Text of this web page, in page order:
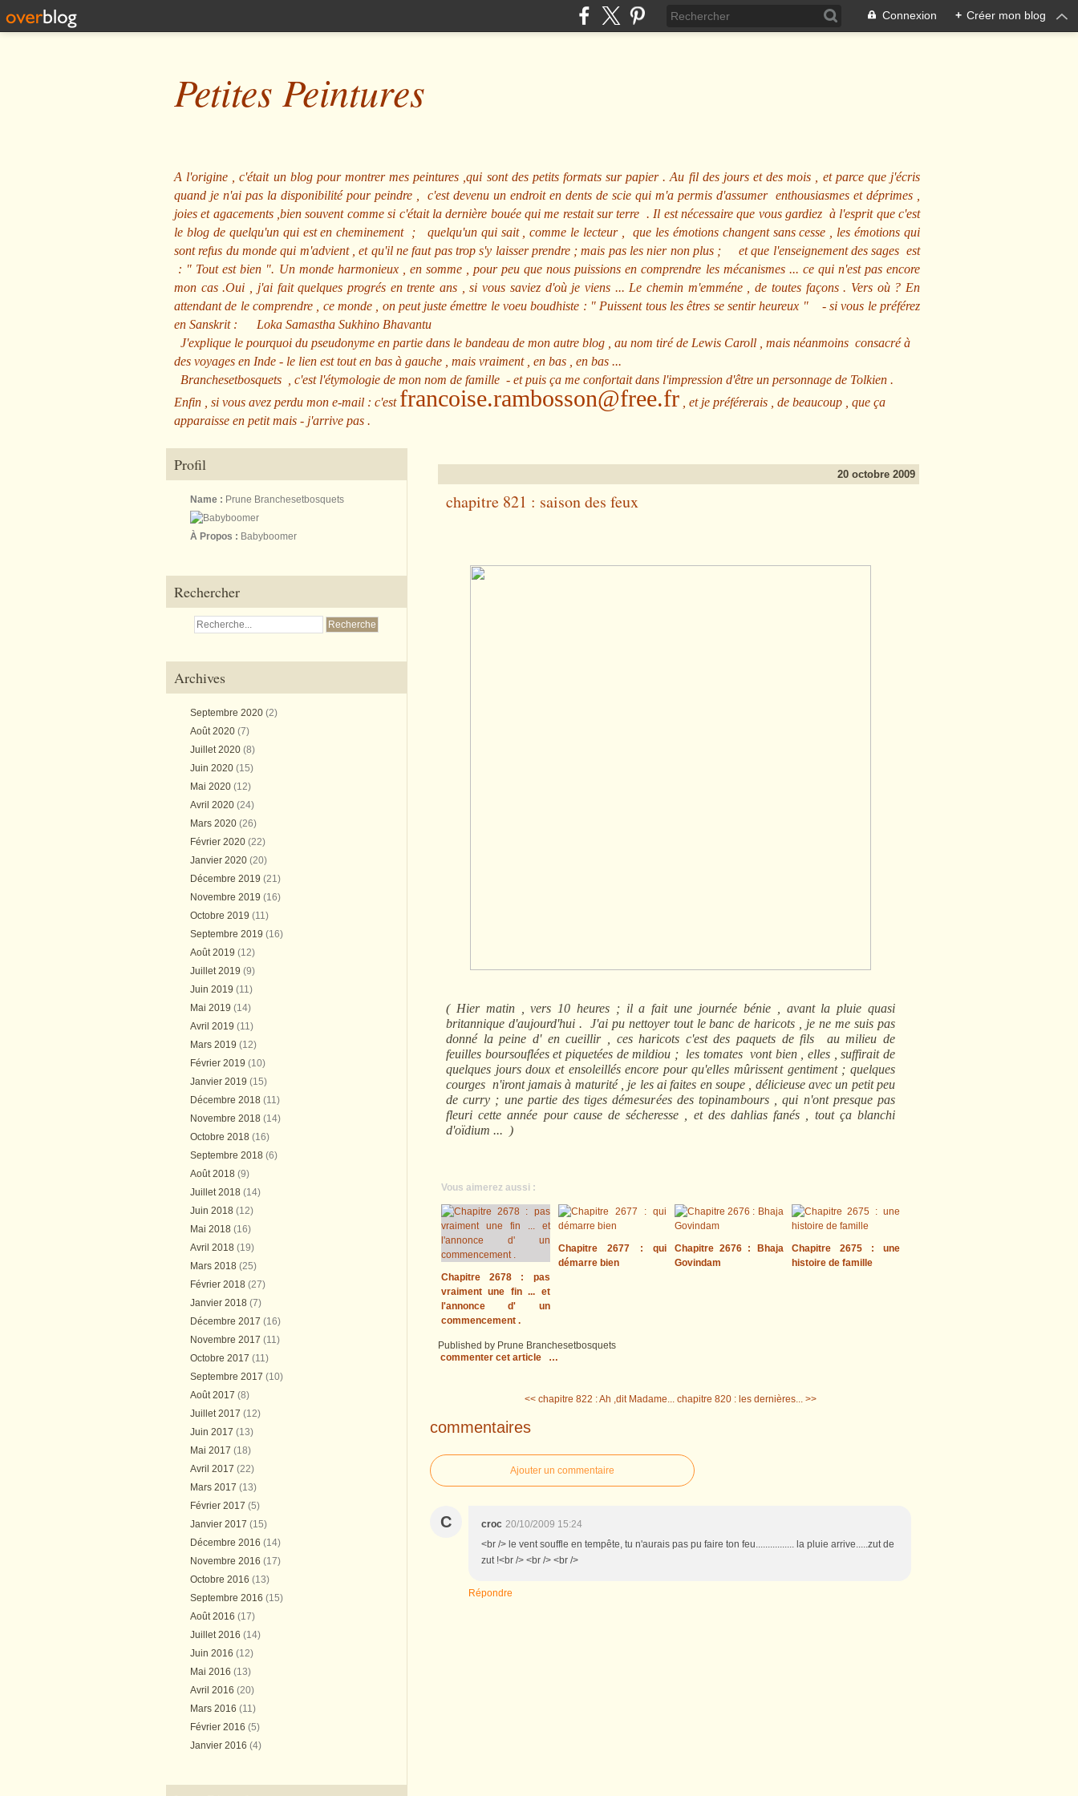
Connexion + Créer mon blog
Petites Peintures
A l'origine , c'était un blog pour montrer mes peintures ,qui sont des petits formats sur papier . Au fil des jours et des mois , et parce que j'écris
quand je n'ai pas la disponibilité pour peindre , c'est devenu un endroit en dents de scie qui m'a permis d'assumer enthousiasmes et déprimes ,
joies et agacements ,bien souvent comme si c'était la dernière bouée qui me restait sur terre . Il est nécessaire que vous gardiez à l'esprit que c'est
le blog de quelqu'un qui est en cheminement ; quelqu'un qui sait , comme le lecteur , que les émotions changent sans cesse , les émotions qui
sont refus du monde qui m'advient , et qu'il ne faut pas trop s'y laisser prendre ; mais pas les nier non plus ; et que l'enseignement des sages est
: " Tout est bien ". Un monde harmonieux , en somme , pour peu que nous puissions en comprendre les mécanismes ... ce qui n'est pas encore
mon cas .Oui , j'ai fait quelques progrés en trente ans , si vous saviez d'où je viens ... Le chemin m'emméne , de toutes façons . Vers où ? En
attendant de le comprendre , ce monde , on peut juste émettre le voeu boudhiste : " Puissent tous les êtres se sentir heureux " - si vous le préférez
en Sanskrit : Loka Samastha Sukhino Bhavantu
J'explique le pourquoi du pseudonyme en partie dans le bandeau de mon autre blog , au nom tiré de Lewis Caroll , mais néanmoins consacré à
des voyages en Inde - le lien est tout en bas à gauche , mais vraiment , en bas , en bas ...
Branchesetbosquets
, c'est l'étymologie de mon nom de famille - et puis ça me confortait dans l'impression d'être un personnage de Tolkien .
Enfin , si vous avez perdu mon e-mail : c'est francoise.rambosson@free.fr , et je préférerais , de beaucoup , que ça
apparaisse en petit mais - j'arrive pas .
Profil
Name : Prune Branchesetbosquets
À Propos : Babyboomer
Rechercher
Archives
Septembre 2020 (2)
Août 2020 (7)
Juillet 2020 (8)
Juin 2020 (15)
Mai 2020 (12)
Avril 2020 (24)
Mars 2020 (26)
Février 2020 (22)
Janvier 2020 (20)
Décembre 2019 (21)
Novembre 2019 (16)
Octobre 2019 (11)
Septembre 2019 (16)
Août 2019 (12)
Juillet 2019 (9)
Juin 2019 (11)
Mai 2019 (14)
Avril 2019 (11)
Mars 2019 (12)
Février 2019 (10)
Janvier 2019 (15)
Décembre 2018 (11)
Novembre 2018 (14)
Octobre 2018 (16)
Septembre 2018 (6)
Août 2018 (9)
Juillet 2018 (14)
Juin 2018 (12)
Mai 2018 (16)
Avril 2018 (19)
Mars 2018 (25)
Février 2018 (27)
Janvier 2018 (7)
Décembre 2017 (16)
Novembre 2017 (11)
Octobre 2017 (11)
Septembre 2017 (10)
Août 2017 (8)
Juillet 2017 (12)
Juin 2017 (13)
Mai 2017 (18)
Avril 2017 (22)
Mars 2017 (13)
Février 2017 (5)
Janvier 2017 (15)
Décembre 2016 (14)
Novembre 2016 (17)
Octobre 2016 (13)
Septembre 2016 (15)
Août 2016 (17)
Juillet 2016 (14)
Juin 2016 (12)
Mai 2016 (13)
Avril 2016 (20)
Mars 2016 (11)
Février 2016 (5)
Janvier 2016 (4)
20 octobre 2009
chapitre 821 : saison des feux
( Hier matin , vers 10 heures ; il a fait une journée bénie , avant la pluie quasi
britannique d'aujourd'hui . J'ai pu nettoyer tout le banc de haricots , je ne me suis pas
donné la peine d' en cueillir , ces haricots c'est des paquets de fils au milieu de
feuilles boursouflées et piquetées de mildiou ; les tomates vont bien , elles , suffirait de
quelques jours doux et ensoleillés encore pour qu'elles mûrissent gentiment ; quelques
courges n'iront jamais à maturité , je les ai faites en soupe , délicieuse avec un petit peu
de curry ; une partie des tiges démesurées des topinambours , qui n'ont presque pas
fleuri cette année pour cause de sécheresse , et des dahlias fanés , tout ça blanchi
d'oïdium ... )
Vous aimerez aussi :
Chapitre 2678 : pas
vraiment une fin ... et
l'annonce d' un
commencement .
Chapitre 2677 : qui
démarre bien
Chapitre 2676 : Bhaja
Govindam
Chapitre 2675 : une
histoire de famille
Published by Prune Branchesetbosquets
commenter cet article
…
<< chapitre 822 : Ah ,dit Madame... chapitre 820 : les dernières... >>
commentaires
Ajouter un commentaire
C croc 20/10/2009 15:24
<br /> le vent souffle en tempête, tu n'aurais pas pu faire ton feu................ la pluie arrive.....zut de
zut !<br /> <br /> <br />
Répondre